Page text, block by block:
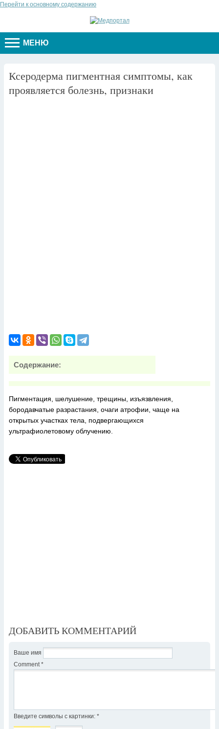
Перейти к основному содержанию
МЕНЮ
Ксеродерма пигментная симптомы, как
проявляется болезнь, признаки
Содержание:
Пигментация, шелушение, трещины, изъязвления,
бородавчатые разрастания, очаги атрофии, чаще на
открытых участках тела, подвергающихся
ультрафиолетовому облучению.
ДОБАВИТЬ КОММЕНТАРИЙ
Ваше имя
Comment *
Введите символы с картинки: *